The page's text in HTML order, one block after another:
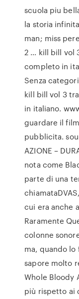
scuola piu
la storia
man; miss
2 … kill bill vol
completo in
Senza
kill bill vol 3
in italiano.
guardare il
pubblicita.
AZIONE –
nota come
parte di una
cui era anche
Raramente
colonne
ma, quando lo
sapore molto
Whole Bloody
più rispetto ai